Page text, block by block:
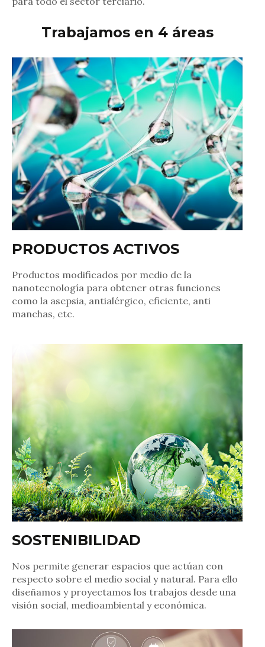
Trabajamos en 4 áreas
PRODUCTOS ACTIVOS
Productos modificados por medio de la
nanotecnología para obtener otras funciones
como la asepsia, antialérgico, eficiente, anti
manchas, etc.
SOSTENIBILIDAD
Nos permite generar espacios que actúan con
respecto sobre el medio social y natural. Para ello
diseñamos y proyectamos los trabajos desde una
visión social, medioambiental y económica.